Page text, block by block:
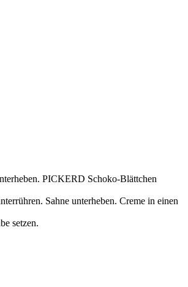
PICKERD Schoko-Blättchen
Sahne unterheben. Creme in einen
setzen.